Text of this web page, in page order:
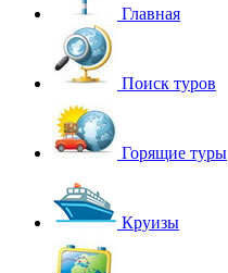
Главная
Поиск туров
Горящие туры
Круизы